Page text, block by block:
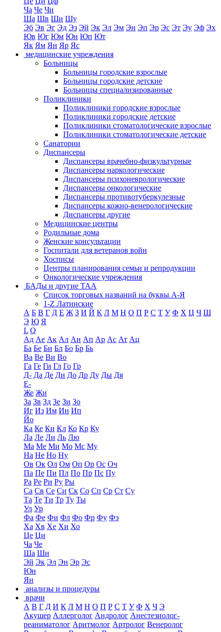
Ча Че Чи
Ша Шв Ши Шу
Эб Эв Эг Эд Эз Эй Эк Эл Эм Эн Эп Эр Эс Эт Эу Эф Эх
Юв Юг Юм Юн Юп Ют
Як Ям Ян Яр Яс
медицинские учреждения
Больницы
Больницы городские взрослые
Больницы городские детские
Больницы специализированные
Поликлиники
Поликлиники городские взрослые
Поликлиники городские детские
Поликлиники стоматологические взрослые
Поликлиники стоматологические детские
Санатории
Диспансеры
Диспансеры врачебно-физкультурные
Диспансеры наркологические
Диспансеры психоневрологические
Диспансеры онкологические
Диспансеры противотуберкулезные
Диспансеры кожно-венерологические
Диспансеры другие
Медицинские центры
Родильные дома
Женские консультации
Госпитали для ветеранов войн
Хосписы
Центры планирования семьи и репродукции
Онкологические учреждения
БАДы и другие ТАА
Список торговых названий на буквы А-Я
1-Z Латинские
А Б В Г Д Е Ж З И Й К Л М Н О П Р С Т У Ф Х Ц Ч Ш
Э Ю Я
L Q
Ад Ае Ак Ал Ан Ап Ар Ас Ат Ац
Ба Бе Би Бл Бо Бр Бь
Ва Ве Ви Во
Га Ге Ги Гл Го Гр
Д- Да Де Ди До Др Ду Ды Дя
Е-
Же Жи
За Зв Зд Зе Зи Зо
Иг Из Им Ин Ип
Йо
Ка Ке Ки Кл Ко Кр Ку
Ла Ле Ли Ль Лю
Ма Ме Ми Мо Мс Му
На Не Но Ну
Ов Ок Ол Ом Оп Ор Ос Оч
Па Пе Пи Пл По Пр Пс Пу
Ра Ре Ри Ру Ры
Са Св Се Си Ск Со Сп Ср Ст Су
Та Те Ти Тр Ту Ты
Ул Ур
Фа Фе Фи Фл Фо Фр Фу Фэ
Ха Хв Хе Хи Хо
Це Ци
Ча Че
Ша Ши
Эй Эк Эл Эн Эр Эс
Юн
Ян
анализы и процедуры
врачи
А В Г Д И К Л М Н О П Р С Т У Ф Х Ч Э
Акушер Аллерголог Андролог Анестезиолог-
реаниматолог Аритмолог Артролог Венеролог